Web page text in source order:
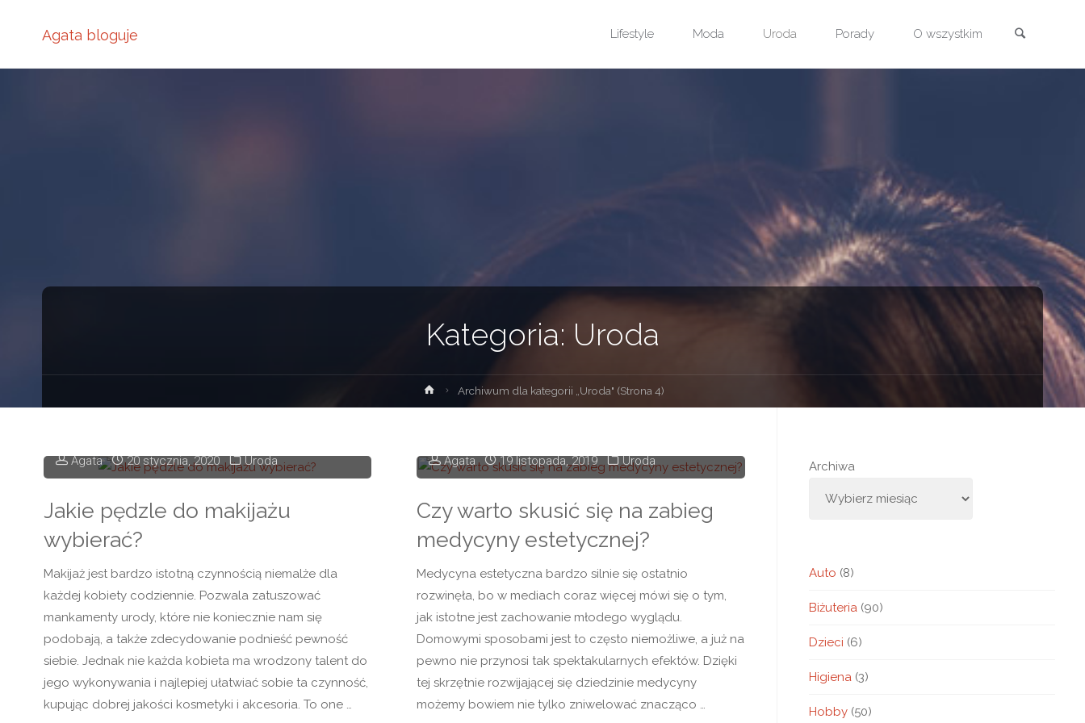
Agata bloguje Lifestyle Moda Uroda Porady O wszystkim
Kategoria: Uroda
Strona
główna
Archiwum dla kategorii „Uroda" (Strona 4)
Agata 20 stycznia, 2020 Uroda
Jakie pędzle do makijażu
wybierać?
Makijaż jest bardzo istotną czynnością niemalże dla
każdej kobiety codziennie. Pozwala zatuszować
mankamenty urody, które nie koniecznie nam się
podobają, a także zdecydowanie podnieść pewność
siebie. Jednak nie każda kobieta ma wrodzony talent do
jego wykonywania i najlepiej ułatwiać sobie ta czynność,
kupując dobrej jakości kosmetyki i akcesoria. To one …
Agata 19 listopada, 2019 Uroda
Czy warto skusić się na zabieg
medycyny estetycznej?
Medycyna estetyczna bardzo silnie się ostatnio
rozwinęła, bo w mediach coraz więcej mówi się o tym,
jak istotne jest zachowanie młodego wyglądu.
Domowymi sposobami jest to często niemożliwe, a już na
pewno nie przynosi tak spektakularnych efektów. Dzięki
tej skrzętnie rozwijającej się dziedzinie medycyny
możemy bowiem nie tylko zniwelować znacząco …
Archiwa
Auto (8)
Biżuteria (90)
Dzieci (6)
Higiena (3)
Hobby (50)